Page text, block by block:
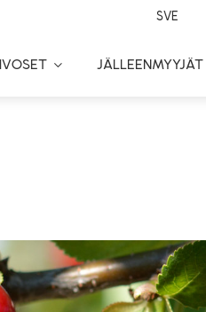
SVE
Toggle
JÄLLEENMYYJÄT